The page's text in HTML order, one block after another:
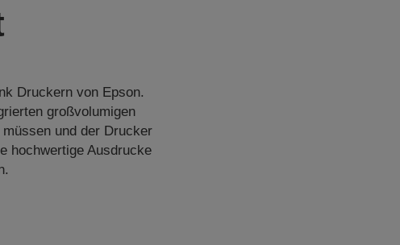
Druckern von Epson.
großvolumigen
und der Drucker
hochwertige Ausdrucke